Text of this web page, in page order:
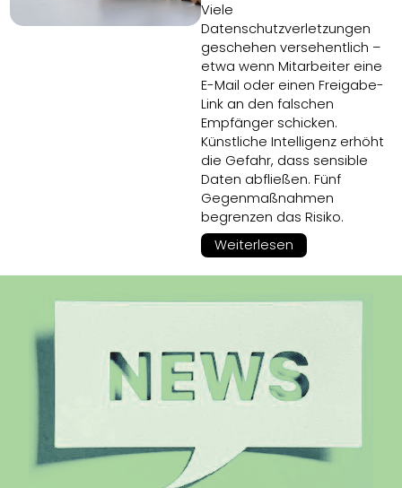
Viele
Datenschutzverletzungen
geschehen versehentlich –
etwa wenn Mitarbeiter eine
E-Mail oder einen Freigabe-
Link an den falschen
Empfänger schicken.
Künstliche Intelligenz erhöht
die Gefahr, dass sensible
Daten abfließen. Fünf
Gegenmaßnahmen
begrenzen das Risiko.
Weiterlesen